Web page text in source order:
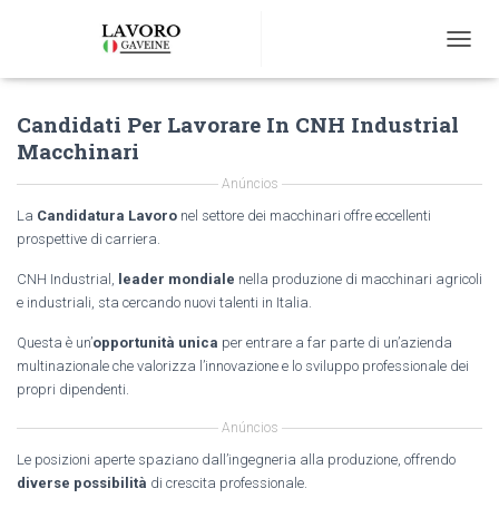
O
N
A
N
Candidati Per Lavorare In CNH Industrial
Macchinari
Anúncios
La Candidatura Lavoro nel settore dei macchinari offre eccellenti
prospettive di carriera.
CNH Industrial, leader mondiale nella produzione di macchinari agricoli
e industriali, sta cercando nuovi talenti in Italia.
Questa è un’opportunità unica per entrare a far parte di un’azienda
multinazionale che valorizza l’innovazione e lo sviluppo professionale dei
propri dipendenti.
Anúncios
Le posizioni aperte spaziano dall’ingegneria alla produzione, offrendo
diverse possibilità di crescita professionale.